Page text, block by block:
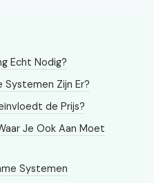
Echt Nodig?
Systemen Zijn Er?
de Prijs?
Je Ook Aan Moet
Systemen